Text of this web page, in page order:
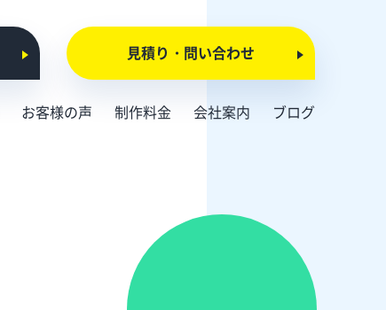
見積り・問い合わせ
お客様の声 制作料金
会社案内
ブログ